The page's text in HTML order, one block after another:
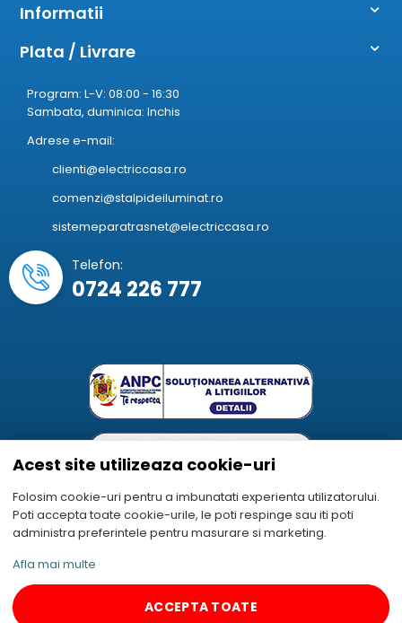
Informatii
Plata / Livrare
Program: L-V: 08:00 - 16:30
Sambata, duminica: Inchis
Adrese e-mail:
clienti@electriccasa.ro
comenzi@stalpideiluminat.ro
sistemeparatrasnet@electriccasa.ro
Telefon:
0724 226 777
Autoritatea Națională pentru Protecția Consumatorilor
caracteristici tehnice și preț au caracter informativ si pot fi modificate
fara o anuntare prealabila.
Acest site utilizeaza cookie-uri
Folosim cookie-uri pentru a imbunatati experienta utilizatorului.
Poti accepta toate cookie-urile, le poti respinge sau iti poti
administra preferintele pentru masurare si marketing.
Afla mai multe
ACCEPTA TOATE